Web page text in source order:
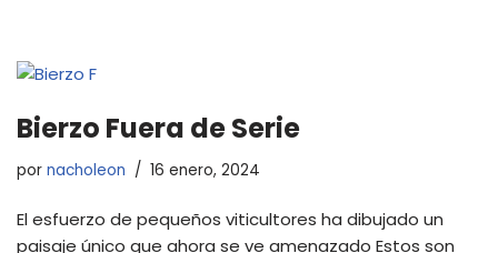
Bierzo Fuera de Serie
por nacholeon 16 enero, 2024
El esfuerzo de pequeños viticultores ha dibujado un
paisaje único que ahora se ve amenazado Estos son